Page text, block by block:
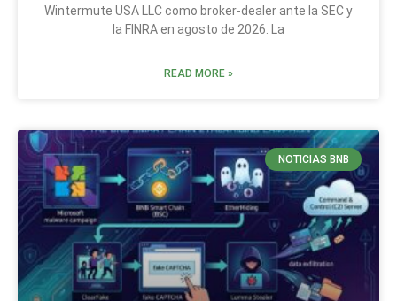
Wintermute USA LLC como broker-dealer ante la SEC y
la FINRA en agosto de 2026. La
READ MORE »
NOTICIAS BNB